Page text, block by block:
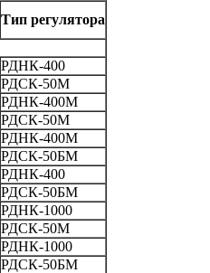
Тип регулятора
РДНК-400
РДСК-50М
РДНК-400М
РДСК-50М
РДНК-400М
РДСК-50БМ
РДНК-400
РДСК-50БМ
РДНК-1000
РДСК-50М
РДНК-1000
РДСК-50БМ